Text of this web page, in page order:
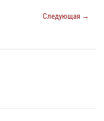
Следующая →